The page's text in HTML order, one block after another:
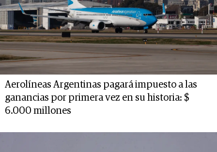
Aerolíneas Argentinas pagará impuesto a las
ganancias por primera vez en su historia: $
6.000 millones